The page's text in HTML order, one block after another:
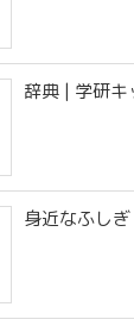
辞典 | 学研キ
身近なふしぎ